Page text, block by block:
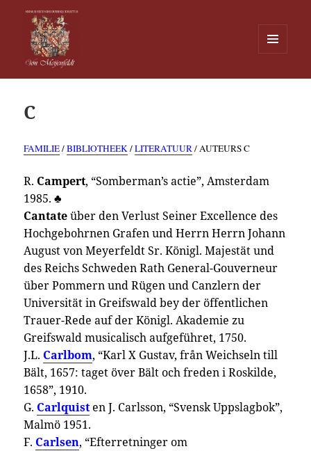
WIDGETS
C
FAMILIE/BIBLIOTHEEK/LITERATUUR/ AUTEURS C
R. Campert, “Somberman’s actie”, Amsterdam
1985.♣
Cantateüber den Verlust Seiner Excellence des
Hochgebohrnen Grafen und Herrn Herrn Johann
August von Meyerfeldt Sr. Königl. Majestät und
des Reichs Schweden Rath General-Gouverneur
über Pommern und Rügen und Canzlern der
Universität in Greifswald bey der öffentlichen
Trauer-Rede auf der Königl. Akademie zu
Greifswald musicalisch aufgeführet, 1750.
J.L. Carlbom, “Karl X Gustav, från Weichseln till
Bält, 1657: taget över Bält och freden i Roskilde,
1658”, 1910.
G. Carlquisten J. Carlsson, “Svensk Uppslagbok”,
Malmö 1951.
F. Carlsen, “Efterretninger om